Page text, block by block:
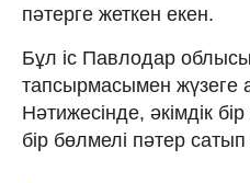
пәтерге жеткен екен.
Бұл іс Павлодар облысы
тапсырмасымен жүзеге
Нәтижесінде, әкімдік
бір бөлмелі пәтер